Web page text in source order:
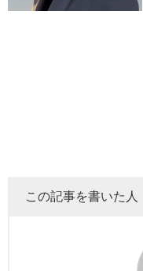
この記事を書いた人